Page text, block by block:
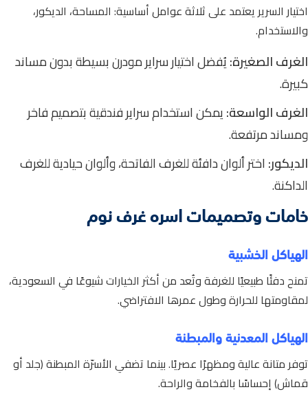
اختيار السرير يعتمد على ثلاثة عوامل أساسية: المساحة، الديكور،
والاستخدام.
الغرف الصغيرة:يُفضل اختيار سراير مودرن بسيطة بدون مساند
كبيرة.
الغرف الواسعة:يمكن استخدام سراير فندقية بتصميم فاخر
ومساند مرتفعة.
الديكور: اختر ألوان دافئة للغرف الفاتحة، وألوان حيادية للغرف
الداكنة.
خامات وتصميمات اسره غرف نوم
الهياكل الخشبية
تمنح دفئًا طبيعيًا للغرفة وتُعد من أكثر الخيارات شيوعًا في السعودية،
لمقاومتها للحرارة وطول عمرها الافتراضي.
الهياكل المعدنية والمبطنة
توفر متانة عالية ومظهرًا عصريًا. بينما تضفي الأسرّة المبطنة (جلد أو
قماش) إحساسًا بالفخامة والراحة.